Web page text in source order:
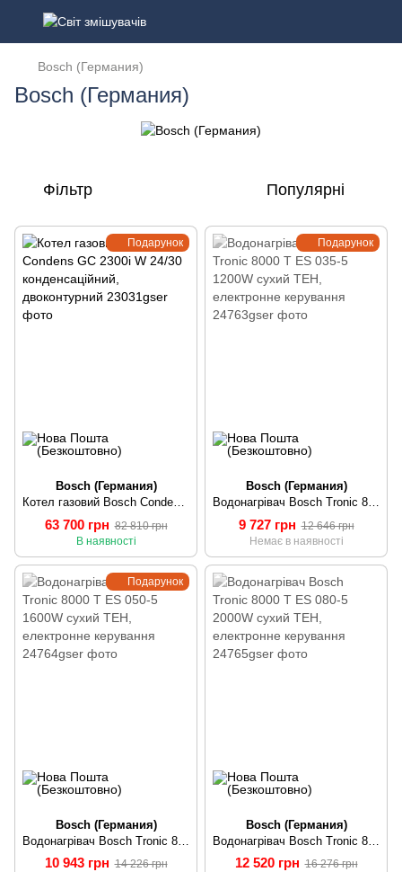
Bosch (Германия)
Bosch (Германия)
Фільтр Популярні
Подарунок
Bosch (Германия)
Котел газовий Bosch Condens GC 2300i W 24/30 конденсаційний, двоконтурний
63 700 грн 82 810 грн
В наявності
Подарунок
Bosch (Германия)
Водонагрівач Bosch Tronic 8000 T ES 035-5 1200W сухий ТЕН, електронне керування
9 727 грн 12 646 грн
Немає в наявності
Подарунок
Bosch (Германия)
10 943 грн 14 226 грн
Bosch (Германия)
12 520 грн 16 276 грн